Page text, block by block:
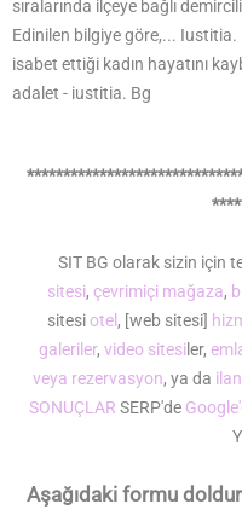
SIT BG olarak sizin için
sitesi, çevrimiçi mağaza,
sitesiotel , [web sitesi]
galeriler, video sitesiler,
veya rezervasyon, ya da
SONUÇLAR SERP'de
Aşağıdaki formu